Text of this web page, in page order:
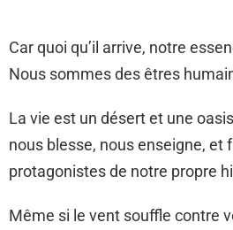
Car quoi qu’il arrive, notre
Nous sommes des êtres
La vie est un désert et une
nous blesse, nous enseigne, et
protagonistes de notre propre
Même si le vent souffle contre